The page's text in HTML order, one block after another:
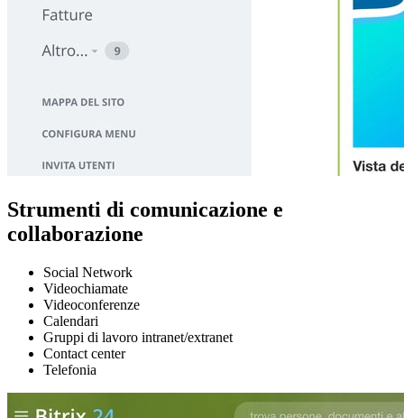
Strumenti di comunicazione e
collaborazione
Social Network
Videochiamate
Videoconferenze
Calendari
Gruppi di lavoro intranet/extranet
Contact center
Telefonia